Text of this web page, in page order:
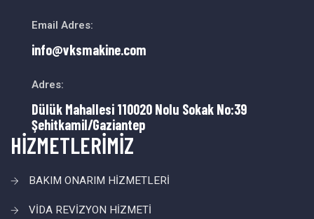
Email Adres:
info@vksmakine.com
Adres:
Dülük Mahallesi 110020 Nolu Sokak No:39
Şehitkamil/Gaziantep
HİZMETLERİMİZ
BAKIM ONARIM HİZMETLERİ
VİDA REVİZYON HİZMETİ